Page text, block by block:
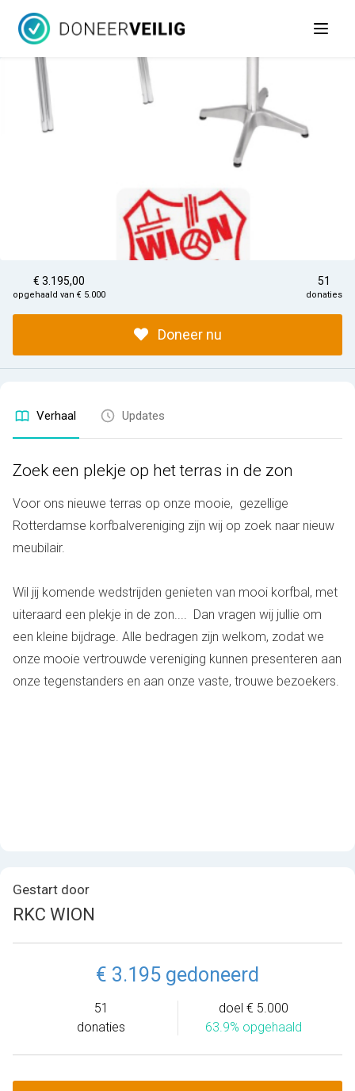
Open
€ 3.195,00
opgehaald van € 5.000
51
donaties
Doneer nu
Verhaal Updates
Zoek een plekje op het terras in de zon
Voor ons nieuwe terras op onze mooie, gezellige
Rotterdamse korfbalvereniging zijn wij op zoek naar nieuw
meubilair.
Wil jij komende wedstrijden genieten van mooi korfbal, met
uiteraard een plekje in de zon.... Dan vragen wij jullie om
een kleine bijdrage. Alle bedragen zijn welkom, zodat we
onze mooie vertrouwde vereniging kunnen presenteren aan
onze tegenstanders en aan onze vaste, trouwe bezoekers.
Gestart door
RKC WION
€ 3.195 gedoneerd
51
donaties
doel € 5.000
63.9% opgehaald